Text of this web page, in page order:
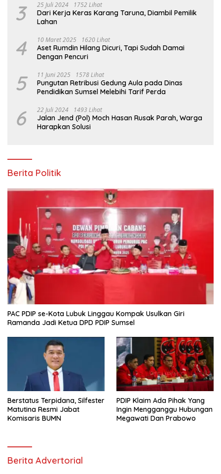
3 25 Juli 2024 1752 Lihat
Dari Kerja Keras Karang Taruna, Diambil Pemilik
Lahan
4 10 Maret 2025 1620 Lihat
Aset Rumdin Hilang Dicuri, Tapi Sudah Damai
Dengan Pencuri
5 11 Juni 2025 1578 Lihat
Pungutan Retribusi Gedung Aula pada Dinas
Pendidikan Sumsel Melebihi Tarif Perda
6 22 Juli 2024 1493 Lihat
Jalan Jend (Pol) Moch Hasan Rusak Parah, Warga
Harapkan Solusi
Berita Politik
PAC PDIP se-Kota Lubuk Linggau Kompak Usulkan Giri
Ramanda Jadi Ketua DPD PDIP Sumsel
Berstatus Terpidana, Silfester
Matutina Resmi Jabat
Komisaris BUMN
PDIP Klaim Ada Pihak Yang
Ingin Mengganggu Hubungan
Megawati Dan Prabowo
Berita Advertorial